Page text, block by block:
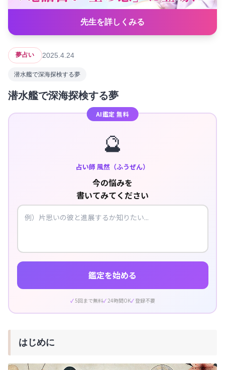
先生を詳しくみる
夢占い 2025.4.24
潜水艦で深海探検する夢
潜水艦で深海探検する夢
AI鑑定 無料
🔮
占い師 風然（ふうぜん）
今の悩みを
書いてみてください
鑑定を始める
5回まで無料 24時間OK 登録不要
はじめに